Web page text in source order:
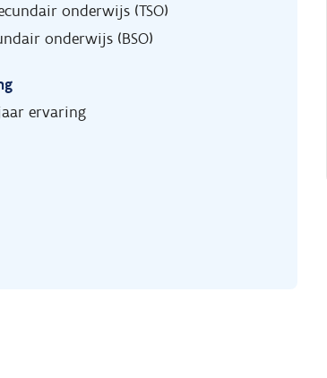
onderwijs (TSO)
onderwijs (BSO)
ervaring